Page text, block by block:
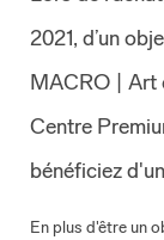
2021, d’un
MACRO | Art
Centre
bénéficiez
En plus d'être un